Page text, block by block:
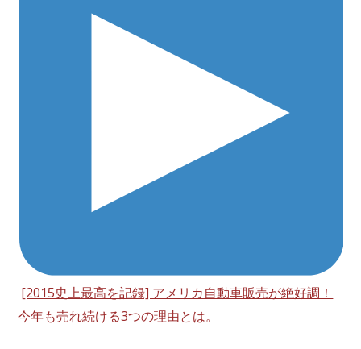
[2015史上最高を記録] アメリカ自動車販売が絶好調！
今年も売れ続ける3つの理由とは。